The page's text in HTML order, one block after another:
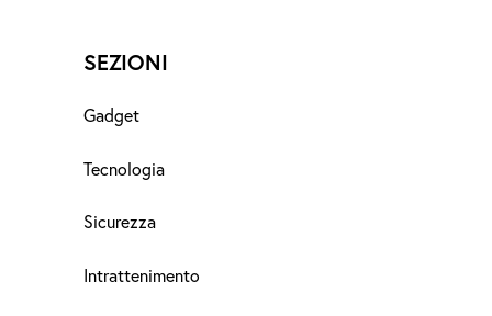
SEZIONI
Gadget
Tecnologia
Sicurezza
Intrattenimento